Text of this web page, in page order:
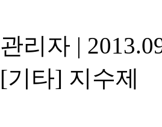
관리자 |
[기타] 지수제